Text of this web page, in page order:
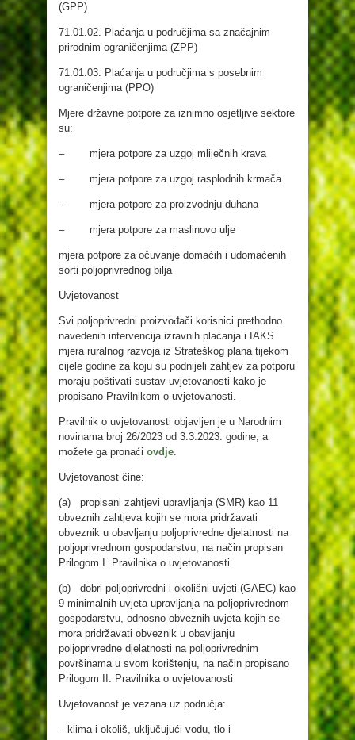
(GPP)
71.01.02. Plaćanja u područjima sa značajnim
prirodnim ograničenjima (ZPP)
71.01.03. Plaćanja u područjima s posebnim
ograničenjima (PPO)
Mjere državne potpore za iznimno osjetljive sektore
su:
– mjera potpore za uzgoj mliječnih krava
– mjera potpore za uzgoj rasplodnih krmača
– mjera potpore za proizvodnju duhana
– mjera potpore za maslinovo ulje
mjera potpore za očuvanje domaćih i udomaćenih
sorti poljoprivrednog bilja
Uvjetovanost
Svi poljoprivredni proizvođači korisnici prethodno
navedenih intervencija izravnih plaćanja i IAKS
mjera ruralnog razvoja iz Strateškog plana tijekom
cijele godine za koju su podnijeli zahtjev za potporu
moraju poštivati sustav uvjetovanosti kako je
propisano Pravilnikom o uvjetovanosti.
Pravilnik o uvjetovanosti objavljen je u Narodnim
novinama broj 26/2023 od 3.3.2023. godine, a
možete ga pronaći ovdje.
Uvjetovanost čine:
(a) propisani zahtjevi upravljanja (SMR) kao 11
obveznih zahtjeva kojih se mora pridržavati
obveznik u obavljanju poljoprivredne djelatnosti na
poljoprivrednom gospodarstvu, na način propisan
Prilogom I. Pravilnika o uvjetovanosti
(b) dobri poljoprivredni i okolišni uvjeti (GAEC) kao
9 minimalnih uvjeta upravljanja na poljoprivrednom
gospodarstvu, odnosno obveznih uvjeta kojih se
mora pridržavati obveznik u obavljanju
poljoprivredne djelatnosti na poljoprivrednim
površinama u svom korištenju, na način propisano
Prilogom II. Pravilnika o uvjetovanosti
Uvjetovanost je vezana uz područja:
– klima i okoliš, uključujući vodu, tlo i